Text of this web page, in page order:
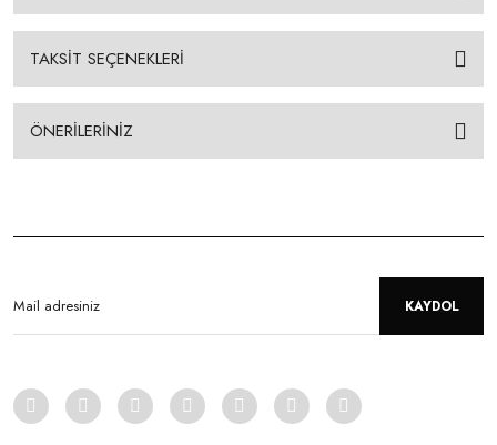
TAKSİT SEÇENEKLERİ
ÖNERİLERİNİZ
KAYDOL